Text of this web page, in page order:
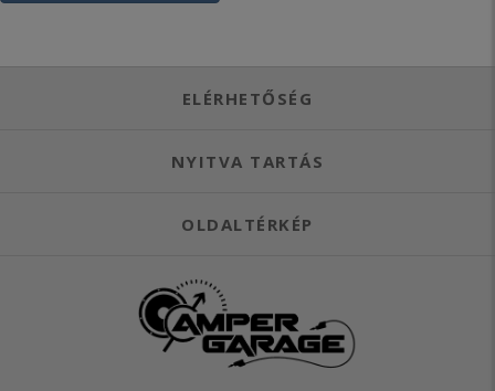
ELÉRHETŐSÉG
NYITVA TARTÁS
OLDALTÉRKÉP